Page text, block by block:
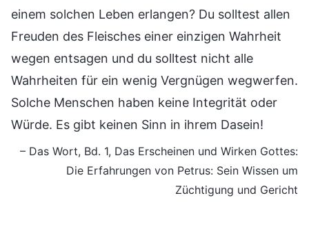
einem solchen Leben erlangen? Du solltest allen
Freuden des Fleisches einer einzigen Wahrheit
wegen entsagen und du solltest nicht alle
Wahrheiten für ein wenig Vergnügen wegwerfen.
Solche Menschen haben keine Integrität oder
Würde. Es gibt keinen Sinn in ihrem Dasein!
– Das Wort, Bd. 1, Das Erscheinen und Wirken Gottes:
Die Erfahrungen von Petrus: Sein Wissen um
Züchtigung und Gericht